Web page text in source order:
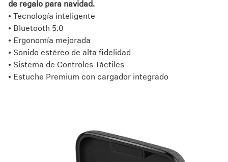
de regalo para navidad.
• Tecnología inteligente
• Bluetooth 5.0
• Ergonomía mejorada
• Sonido estéreo de alta fidelidad
• Sistema de Controles Táctiles
• Estuche Premium con cargador integrado